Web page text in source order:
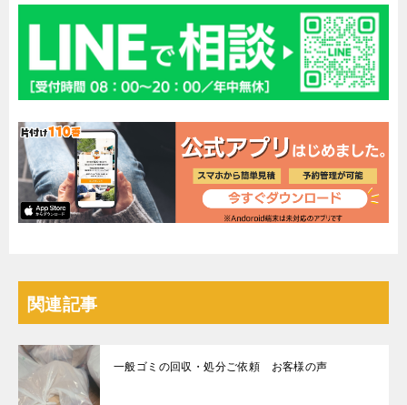
関連記事
一般ゴミの回収・処分ご依頼 お客様の声